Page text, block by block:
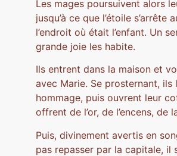
Les mages poursuivent alors
jusqu’à ce que l’étoile s’arrête
l’endroit où était l’enfant. Un
grande joie les habite.
Ils entrent dans la maison et
avec Marie. Se prosternant, ils
hommage, puis ouvrent leur
offrent de l’or, de l’encens, de
Puis, divinement avertis en
pas repasser par la capitale, il